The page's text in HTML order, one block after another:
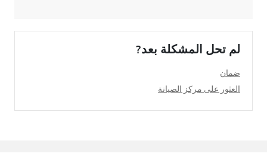
لم تحل المشكلة بعد?
ضمان
العثور على مركز الصيانة